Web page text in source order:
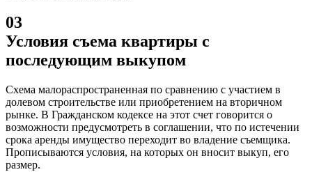
03
Условия съема квартиры с
последующим выкупом
Схема малораспространенная по сравнению с участием в
долевом строительстве или приобретением на вторичном
рынке. В Гражданском кодексе на этот счет говорится о
возможности предусмотреть в соглашении, что по истечении
срока аренды имущество переходит во владение съемщика.
Прописываются условия, на которых он вносит выкуп, его
размер.